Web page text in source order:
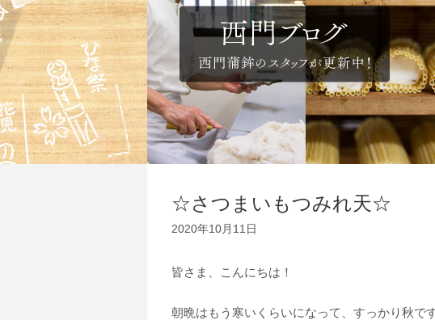
☆さつまいもつみれ天☆
2020年10月11日
皆さま、こんにちは！
朝晩はもう寒いくらいになって、すっかり秋で